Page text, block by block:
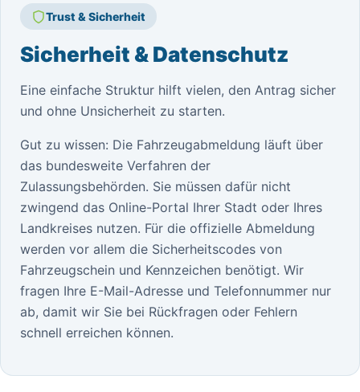
Trust & Sicherheit
Sicherheit & Datenschutz
Eine einfache Struktur hilft vielen, den Antrag sicher
und ohne Unsicherheit zu starten.
Gut zu wissen: Die Fahrzeugabmeldung läuft über
das bundesweite Verfahren der
Zulassungsbehörden. Sie müssen dafür nicht
zwingend das Online-Portal Ihrer Stadt oder Ihres
Landkreises nutzen. Für die offizielle Abmeldung
werden vor allem die Sicherheitscodes von
Fahrzeugschein und Kennzeichen benötigt. Wir
fragen Ihre E-Mail-Adresse und Telefonnummer nur
ab, damit wir Sie bei Rückfragen oder Fehlern
schnell erreichen können.